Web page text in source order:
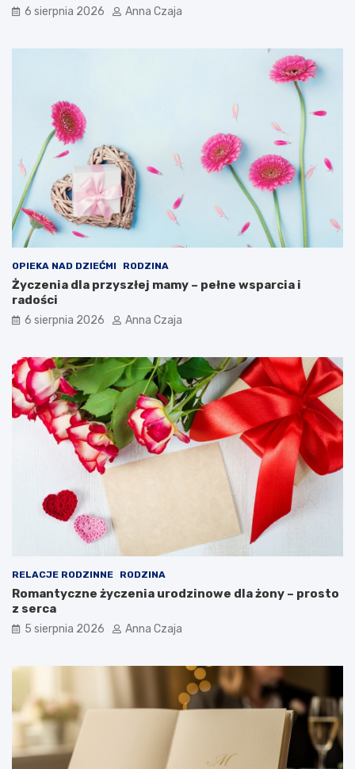
6 sierpnia 2026 Anna Czaja
OPIEKA NAD DZIEĆMI RODZINA
Życzenia dla przyszłej mamy – pełne wsparcia i
radości
6 sierpnia 2026 Anna Czaja
RELACJE RODZINNE RODZINA
Romantyczne życzenia urodzinowe dla żony – prosto
z serca
5 sierpnia 2026 Anna Czaja